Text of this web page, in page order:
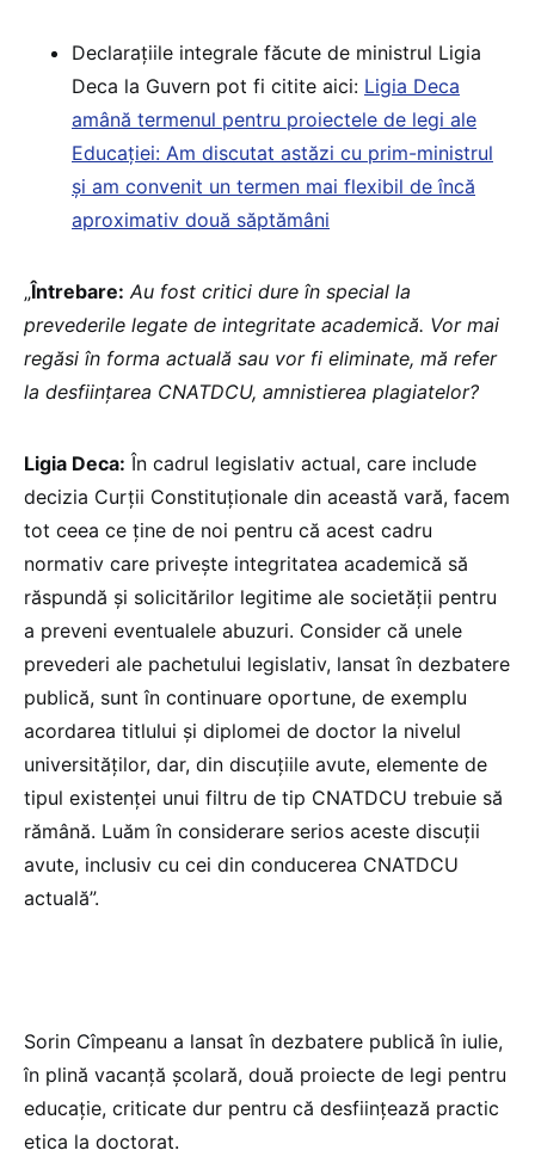
Declarațiile integrale făcute de ministrul Ligia
Deca la Guvern pot fi citite aici: Ligia Deca
amână termenul pentru proiectele de legi ale
Educației: Am discutat astăzi cu prim-ministrul
și am convenit un termen mai flexibil de încă
aproximativ două săptămâni
„Întrebare: Au fost critici dure în special la
prevederile legate de integritate academică. Vor mai
regăsi în forma actuală sau vor fi eliminate, mă refer
la desființarea CNATDCU, amnistierea plagiatelor?
Ligia Deca: În cadrul legislativ actual, care include
decizia Curții Constituționale din această vară, facem
tot ceea ce ține de noi pentru că acest cadru
normativ care privește integritatea academică să
răspundă și solicitărilor legitime ale societății pentru
a preveni eventualele abuzuri. Consider că unele
prevederi ale pachetului legislativ, lansat în dezbatere
publică, sunt în continuare oportune, de exemplu
acordarea titlului și diplomei de doctor la nivelul
universităților, dar, din discuțiile avute, elemente de
tipul existenței unui filtru de tip CNATDCU trebuie să
rămână. Luăm în considerare serios aceste discuții
avute, inclusiv cu cei din conducerea CNATDCU
actuală”.
Sorin Cîmpeanu a lansat în dezbatere publică în iulie,
în plină vacanță școlară, două proiecte de legi pentru
educație, criticate dur pentru că desființează practic
etica la doctorat.